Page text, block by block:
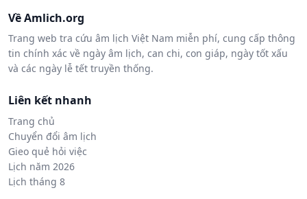
Về Amlich.org
Trang web tra cứu âm lịch Việt Nam miễn phí, cung cấp thông
tin chính xác về ngày âm lịch, can chi, con giáp, ngày tốt xấu
và các ngày lễ tết truyền thống.
Liên kết nhanh
Trang chủ
Chuyển đổi âm lịch
Gieo quẻ hỏi việc
Lịch năm 2026
Lịch tháng 8